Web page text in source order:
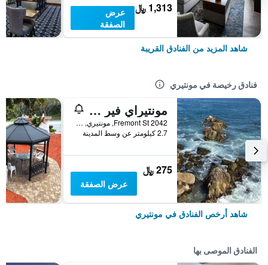
1,313 ﷼
عرض
الصفقة
شاهد المزيد من الفنادق القريبة
فنادق رخيصة في مونتيري
مونتيراي فير جراوندس إن
2042 Fremont St, مونتيري, CA, الولايات المتحدة الأميريكية
2.7 كيلومتر عن وسط المدينة
275 ﷼
عرض الصفقة
شاهد أرخص الفنادق في مونتيري
الفنادق الموصى بها